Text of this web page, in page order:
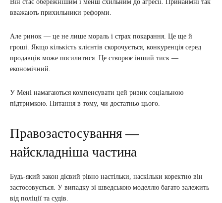
Він стає обережнішим і менш схильним до агресії. Принаймні так
вважають прихильники реформи.
Але ринок — це не лише мораль і страх покарання. Це ще й
гроші. Якщо кількість клієнтів скорочується, конкуренція серед
продавців може посилитися. Це створює інший тиск —
економічний.
У Мені намагаються компенсувати цей ризик соціальною
підтримкою. Питання в тому, чи достатньо цього.
Правозастосування —
найскладніша частина
Будь-який закон дієвий рівно настільки, наскільки коректно він
застосовується. У випадку зі шведською моделлю багато залежить
від поліції та судів.